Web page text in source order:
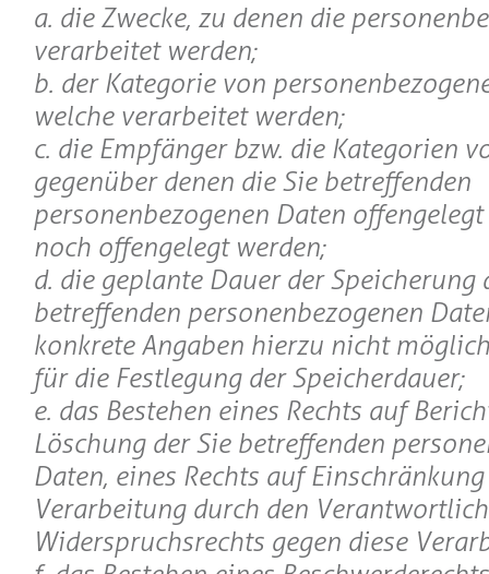
a. die Zwecke, zu denen die
verarbeitet werden;
b. der Kategorie von
welche verarbeitet werden;
c. die Empfänger bzw. die Kategorien
gegenüber denen die Sie betreffenden
personenbezogenen Daten
noch offengelegt werden;
d. die geplante Dauer der Speicherung
betreffenden personenbezogenen
konkrete Angaben hierzu nicht
für die Festlegung der Speicherdauer;
e. das Bestehen eines Rechts auf
Löschung der Sie betreffenden
Daten, eines Rechts auf
Verarbeitung durch den
Widerspruchsrechts gegen diese